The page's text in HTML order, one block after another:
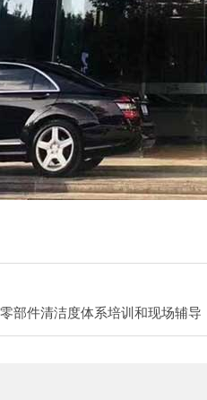
部件清洁度体系培训和现场辅导